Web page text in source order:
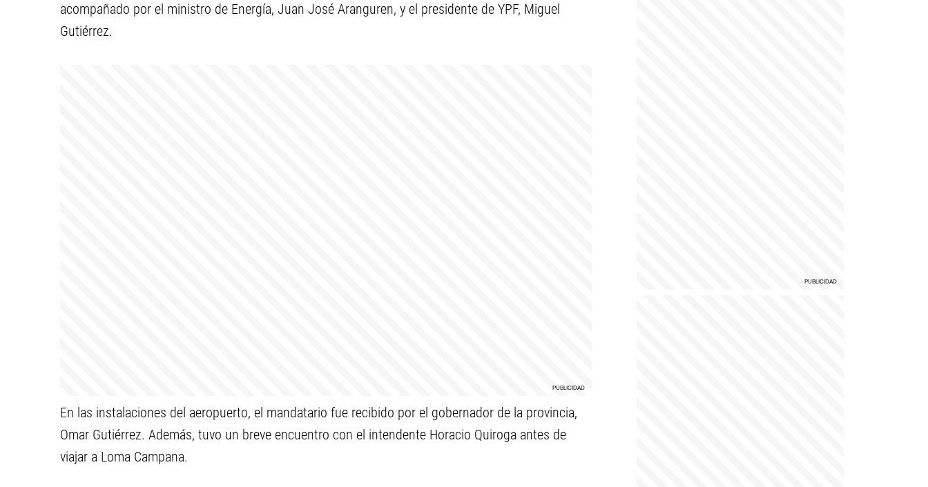
acompañado por el ministro de Energía, Juan José Aranguren, y el presidente de YPF, Miguel
Gutiérrez.
En las instalaciones del aeropuerto, el mandatario fue recibido por el gobernador de la provincia,
Omar Gutiérrez. Además, tuvo un breve encuentro con el intendente Horacio Quiroga antes de
viajar a Loma Campana.